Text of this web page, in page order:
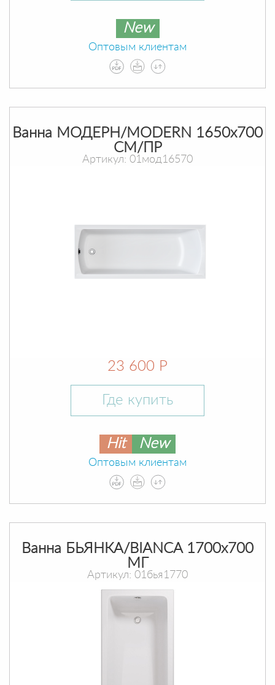
New
Оптовым клиентам
Ванна МОДЕРН/MODERN 1650х700
СМ/ПР
Артикул: 01мод16570
23 600 Р
Где купить
Hit New
Оптовым клиентам
Ванна БЬЯНКА/BIANCA 1700х700
МГ
Артикул: 01бья1770